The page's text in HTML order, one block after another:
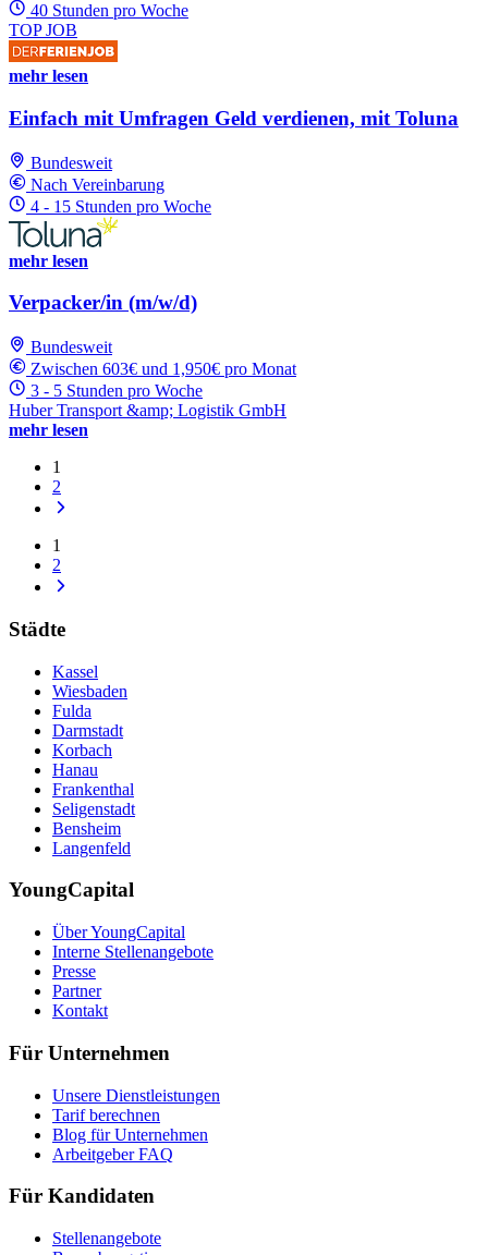
40 Stunden pro Woche
TOP JOB
mehr lesen
Einfach mit Umfragen Geld verdienen, mit Toluna
Bundesweit
Nach Vereinbarung
4 - 15 Stunden pro Woche
mehr lesen
Verpacker/in (m/w/d)
Bundesweit
Zwischen 603€ und 1,950€ pro Monat
3 - 5 Stunden pro Woche
Huber Transport &amp; Logistik GmbH
mehr lesen
1
2
1
2
Städte
Kassel
Wiesbaden
Fulda
Darmstadt
Korbach
Hanau
Frankenthal
Seligenstadt
Bensheim
Langenfeld
YoungCapital
Über YoungCapital
Interne Stellenangebote
Presse
Partner
Kontakt
Für Unternehmen
Unsere Dienstleistungen
Tarif berechnen
Blog für Unternehmen
Arbeitgeber FAQ
Für Kandidaten
Stellenangebote